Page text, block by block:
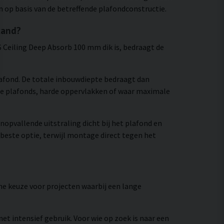
basis van de betreffende plafondconstructie.
Deep Absorb 100 mm dik is, bedraagt de
De totale inbouwdiepte bedraagt dan
harde oppervlakken of waar maximale
uitstraling dicht bij het plafond en
optie, terwijl montage direct tegen het
keuze voor projecten waarbij een lange
intensief gebruik. Voor wie op zoek is naar een